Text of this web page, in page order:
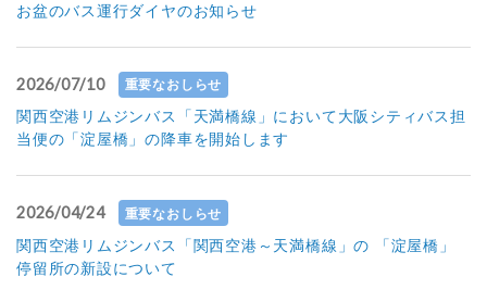
お盆のバス運行ダイヤのお知らせ
2026/07/10 重要なおしらせ
関西空港リムジンバス「天満橋線」において大阪シティバス担
当便の「淀屋橋」の降車を開始します
2026/04/24 重要なおしらせ
関西空港リムジンバス「関西空港～天満橋線」の 「淀屋橋」
停留所の新設について